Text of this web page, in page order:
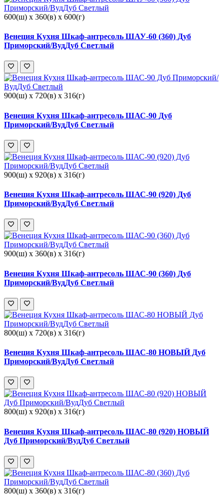
600(ш) x 360(в) x 600(г)
Венеция Кухня Шкаф-антресоль ШАУ-60 (360) Дуб
Приморский/ВудДуб Светлый
900(ш) x 720(в) x 316(г)
Венеция Кухня Шкаф-антресоль ШАС-90 Дуб
Приморский/ВудДуб Светлый
900(ш) x 920(в) x 316(г)
Венеция Кухня Шкаф-антресоль ШАС-90 (920) Дуб
Приморский/ВудДуб Светлый
900(ш) x 360(в) x 316(г)
Венеция Кухня Шкаф-антресоль ШАС-90 (360) Дуб
Приморский/ВудДуб Светлый
800(ш) x 720(в) x 316(г)
Венеция Кухня Шкаф-антресоль ШАС-80 НОВЫЙ Дуб
Приморский/ВудДуб Светлый
800(ш) x 920(в) x 316(г)
Венеция Кухня Шкаф-антресоль ШАС-80 (920) НОВЫЙ
Дуб Приморский/ВудДуб Светлый
800(ш) x 360(в) x 316(г)